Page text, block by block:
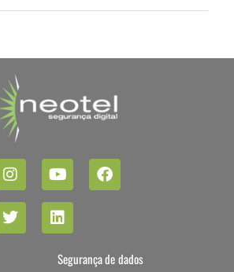
Segurança de dados